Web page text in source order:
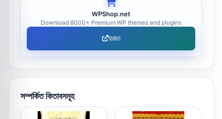
WPShop.net
Download 8000+ Premium WP themes and plugins
ভিজিট
সম্পর্কিত কিতাবসমূহ